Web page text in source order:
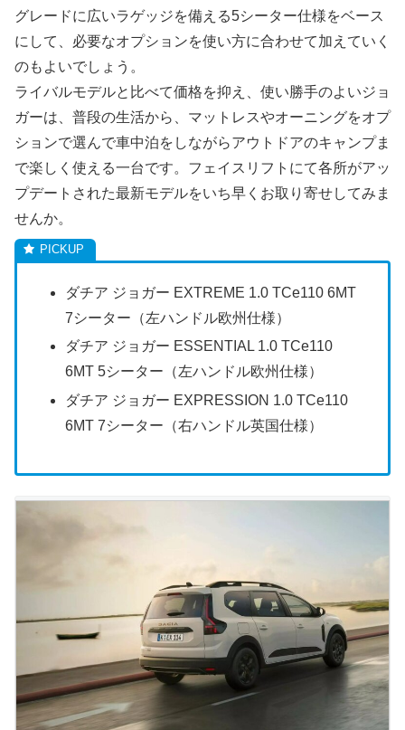
グレードに広いラゲッジを備える5シーター仕様をベース
にして、必要なオプションを使い方に合わせて加えていく
のもよいでしょう。
ライバルモデルと比べて価格を抑え、使い勝手のよいジョ
ガーは、普段の生活から、マットレスやオーニングをオプ
ションで選んで車中泊をしながらアウトドアのキャンプま
で楽しく使える一台です。フェイスリフトにて各所がアッ
プデートされた最新モデルをいち早くお取り寄せしてみま
せんか。
ダチア ジョガー EXTREME 1.0 TCe110 6MT
7シーター（左ハンドル欧州仕様）
ダチア ジョガー ESSENTIAL 1.0 TCe110
6MT 5シーター（左ハンドル欧州仕様）
ダチア ジョガー EXPRESSION 1.0 TCe110
6MT 7シーター（右ハンドル英国仕様）